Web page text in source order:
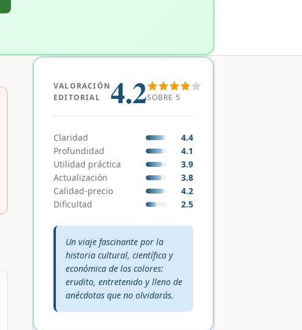
VALORACIÓN
EDITORIAL
4.2SOBRE 5
Claridad
4.4
Profundidad
4.1
Utilidad práctica
3.9
Actualización
3.8
Calidad-precio
4.2
Dificultad
2.5
Veredicto editorial:
Un viaje fascinante por la
historia cultural, científica y
económica de los colores:
erudito, entretenido y lleno de
anécdotas que no olvidarás.